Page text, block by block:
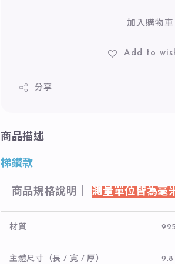
加入購物車
Add to
分享
商品描述
梯鑽款
｜商品規格說明｜ 測量單位皆為毫
材質
主體尺寸（長 / 寬 / 厚）